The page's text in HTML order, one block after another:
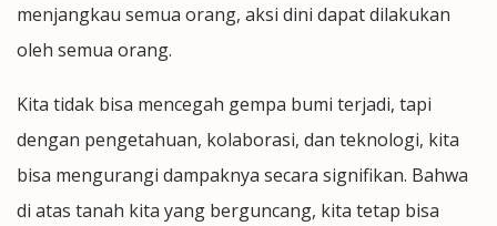
menjangkau semua orang, aksi dini dapat dilakukan
oleh semua orang.
Kita tidak bisa mencegah gempa bumi terjadi, tapi
dengan pengetahuan, kolaborasi, dan teknologi, kita
bisa mengurangi dampaknya secara signifikan. Bahwa
di atas tanah kita yang berguncang, kita tetap bisa